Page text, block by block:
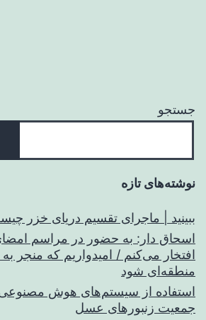
جستجو
نوشته‌های تازه
ببینید | ماجرای تقسیم دریای خزر
اسحاق‌ دار: به حضور در مراسم
افتخار می‌کنم / امیدواریم که منجر
منطقه‌ای شود
استفاده از سیستم‌های هوش مصنوعی
جمعیت زنبورهای عسل